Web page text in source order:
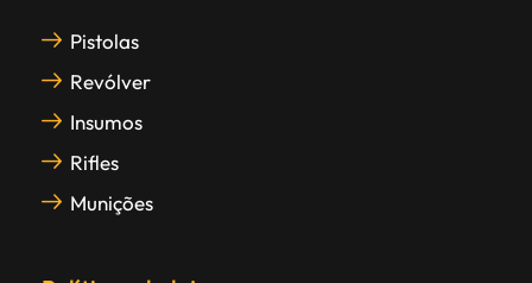
Pistolas
Revólver
Insumos
Rifles
Munições